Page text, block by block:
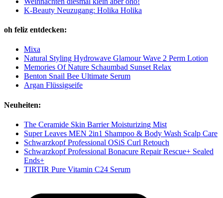
K-Beauty Neuzugang: Holika Holika
oh feliz entdecken:
Mixa
Natural Styling Hydrowave Glamour Wave 2 Perm Lotion
Memories Of Nature Schaumbad Sunset Relax
Benton Snail Bee Ultimate Serum
Argan Flüssigseife
Neuheiten:
The Ceramide Skin Barrier Moisturizing Mist
Super Leaves MEN 2in1 Shampoo & Body Wash Scalp Care
Schwarzkopf Professional OSiS Curl Retouch
Schwarzkopf Professional Bonacure Repair Rescue+ Sealed
Ends+
TIRTIR Pure Vitamin C24 Serum